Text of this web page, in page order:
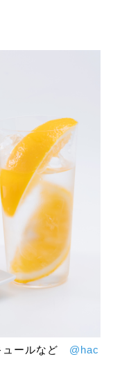
ュールなど @hac